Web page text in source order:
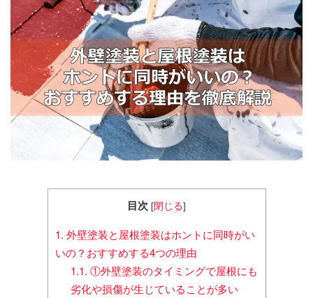
目次 [閉じる]
1. 外壁塗装と屋根塗装はホントに同時がい
いの？おすすめする4つの理由
1.1. ①外壁塗装のタイミングで屋根にも
劣化や損傷が生じていることが多い